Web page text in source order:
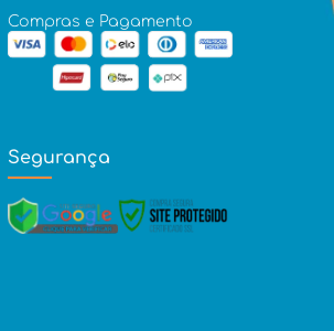
Compras e Pagamento
Segurança